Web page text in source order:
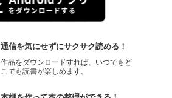
通信を気にせずにサクサク読める！
作品をダウンロードすれば、いつでもど
こでも読書が楽しめます。